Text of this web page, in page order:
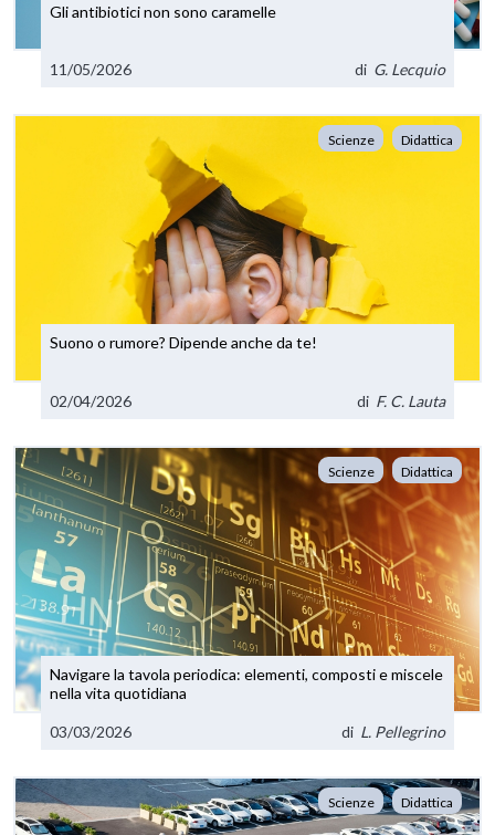
Gli antibiotici non sono caramelle
11/05/2026 di G. Lecquio
Scienze Didattica
Suono o rumore? Dipende anche da te!
02/04/2026 di F. C. Lauta
Scienze Didattica
Navigare la tavola periodica: elementi, composti e miscele
nella vita quotidiana
03/03/2026 di L. Pellegrino
Scienze Didattica